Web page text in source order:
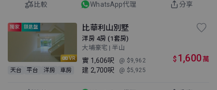
比較 WhatsApp代理 分享
VR
獨家 鎖匙盤
天台 平台 洋房 車房
比華利山別墅
洋房 4房 (1套房)
大埔豪宅 | 半山
實 1,606呎 @ $9,962
建 2,700呎 @ $5,925
$ 1,600萬